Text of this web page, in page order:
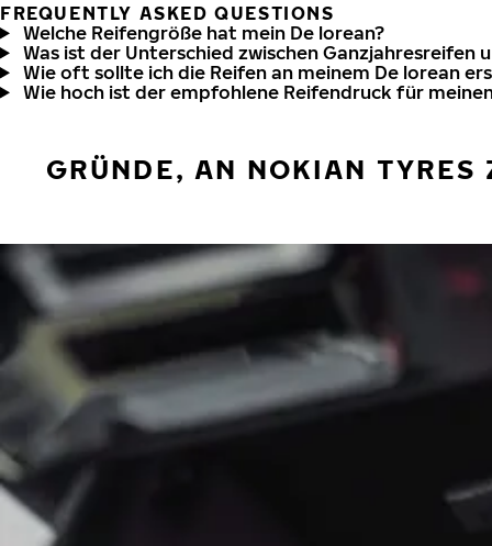
FREQUENTLY ASKED QUESTIONS
Welche Reifengröße hat mein De lorean?
Was ist der Unterschied zwischen Ganzjahresreifen
Wie oft sollte ich die Reifen an meinem De lorean
Wie hoch ist der empfohlene Reifendruck für
GRÜNDE, AN NOKIAN TYRES